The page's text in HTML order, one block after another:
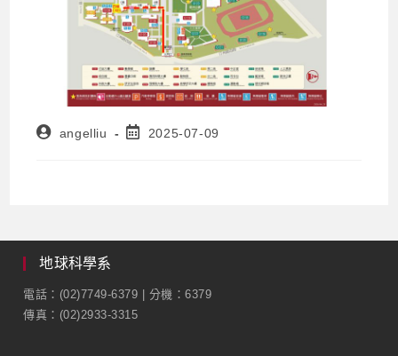
angelliu 2025-07-09
地球科學系
電話：(02)7749-6379 | 分機：6379
傳真：(02)2933-3315